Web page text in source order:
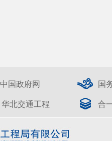
中国政府网 国
华北交通工程 合